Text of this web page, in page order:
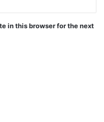
in this browser for the next